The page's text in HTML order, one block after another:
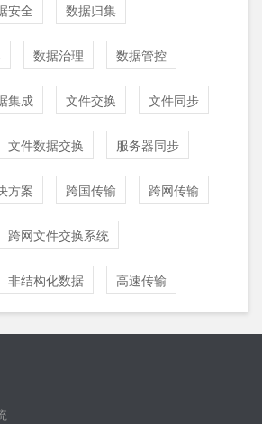
安全 数据归集
数据治理 数据管控
集成 文件交换 文件同步
文件数据交换 服务器同步
方案 跨国传输 跨网传输
跨网文件交换系统
非结构化数据 高速传输